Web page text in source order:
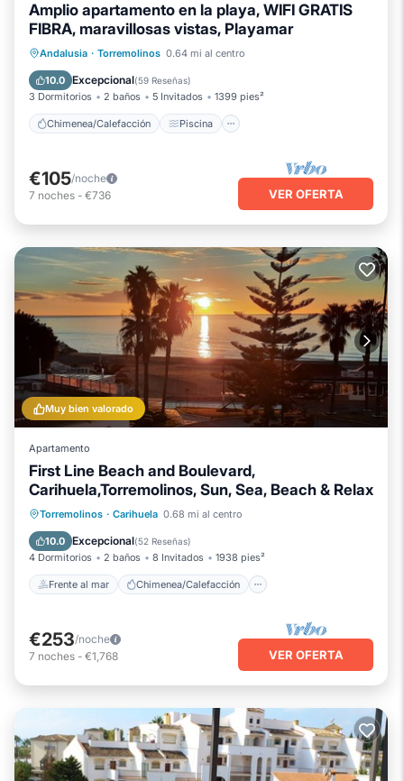
Amplio apartamento en la playa, WIFI GRATIS
FIBRA, maravillosas vistas, Playamar
Andalusia · Torremolinos 0.64 mi al centro
10.0 Excepcional(59 Reseñas)
3 Dormitorios 2 baños 5 Invitados 1399 pies²
Chimenea/Calefacción Piscina
Chimenea/Calefacción
Piscina
Vista al mar
Balcón/Terraza
€105/noche
7 noches - €736 VER OFERTA
Muy bien valorado
Apartamento
First Line Beach and Boulevard,
Carihuela,Torremolinos, Sun, Sea, Beach & Relax
Torremolinos · Carihuela 0.68 mi al centro
10.0 Excepcional(52 Reseñas)
4 Dormitorios 2 baños 8 Invitados 1938 pies²
Frente al mar Chimenea/Calefacción
Frente al mar
Chimenea/Calefacción
Piscina
Vista al mar
€253/noche
7 noches - €1,768 VER OFERTA